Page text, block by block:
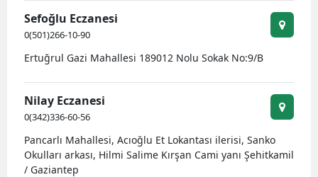
Sefoğlu Eczanesi
0(501)266-10-90
Ertuğrul Gazi Mahallesi 189012 Nolu Sokak No:9/B
Nilay Eczanesi
0(342)336-60-56
Pancarlı Mahallesi, Acıoğlu Et Lokantası ilerisi, Sanko
Okulları arkası, Hilmi Salime Kırşan Cami yanı Şehitkamil
/ Gaziantep